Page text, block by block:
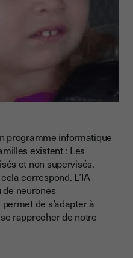
programme informatique
existent : Les
et non supervisés.
correspond. L’IA
neurones
de s’adapter à
rapprocher de notre